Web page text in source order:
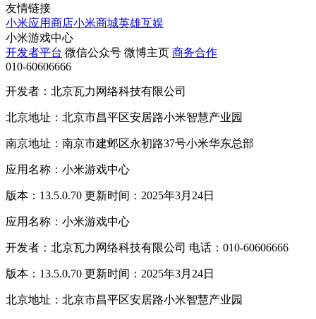
友情链接
小米应用商店小米商城英雄互娱
小米游戏中心
开发者平台 微信公众号 微博主页 商务合作
010-60606666
开发者：北京瓦力网络科技有限公司
北京地址：北京市昌平区安居路小米智慧产业园
南京地址：南京市建邺区永初路37号小米华东总部
应用名称：小米游戏中心
版本：13.5.0.70 更新时间：2025年3月24日
应用名称：小米游戏中心
开发者：北京瓦力网络科技有限公司 电话：010-60606666
版本：13.5.0.70 更新时间：2025年3月24日
北京地址：北京市昌平区安居路小米智慧产业园